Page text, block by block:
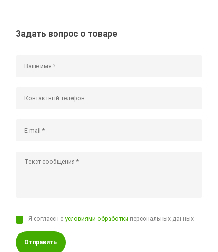
Задать вопрос о товаре
Я согласен сусловиями обработки персональных данных
Отправить